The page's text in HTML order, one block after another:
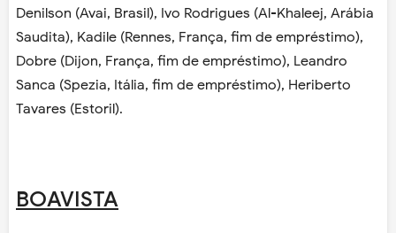
Denilson (Avai, Brasil), Ivo Rodrigues (Al-Khaleej, Arábia
Saudita), Kadile (Rennes, França, fim de empréstimo),
Dobre (Dijon, França, fim de empréstimo), Leandro
Sanca (Spezia, Itália, fim de empréstimo), Heriberto
Tavares (Estoril).
BOAVISTA